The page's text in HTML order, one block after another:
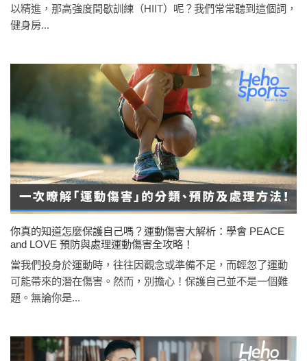
以精進，那高強度間歇訓練（HIIT）呢？我們常常聽到這個詞，
健身房...
你真的知道怎麼保護自己嗎？運動傷害大解析：學會 PEACE
and LOVE 預防與處理運動傷害全攻略！
當我們投身於運動時，往往因觀念或準備不足，而輕忽了運動
可能帶來的潛在傷害。然而，別擔心！保護自己並不是一個難
題。無論你是...